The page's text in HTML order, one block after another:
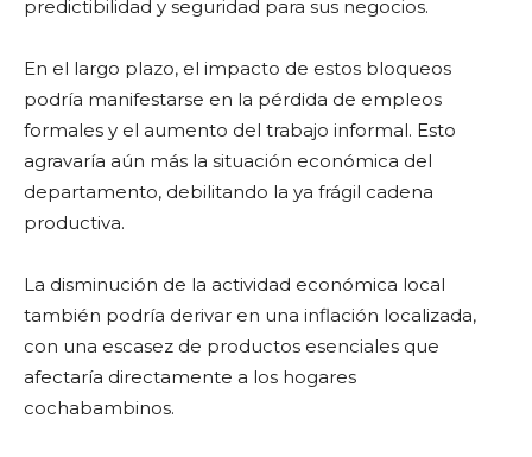
predictibilidad y seguridad para sus negocios.
En el largo plazo, el impacto de estos bloqueos
podría manifestarse en la pérdida de empleos
formales y el aumento del trabajo informal. Esto
agravaría aún más la situación económica del
departamento, debilitando la ya frágil cadena
productiva.
La disminución de la actividad económica local
también podría derivar en una inflación localizada,
con una escasez de productos esenciales que
afectaría directamente a los hogares
cochabambinos.